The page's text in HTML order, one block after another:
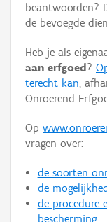
Persoon of collectief
Hergebruik
Aanmelden
beantwoorden?
de bevoegde
Heb je als
aan erfgoed ?
terecht kan,
Onroerend
Op
vragen over:
de soorten
de
de procedure
bescherming